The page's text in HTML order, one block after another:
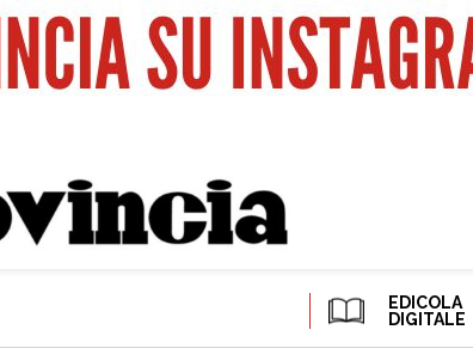
EDICOLA
DIGITALE